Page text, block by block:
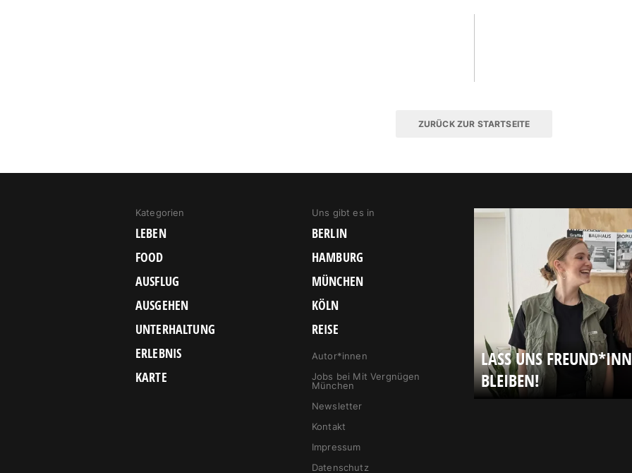
ZURÜCK ZUR STARTSEITE
Kategorien
LEBEN
FOOD
AUSFLUG
AUSGEHEN
UNTERHALTUNG
ERLEBNIS
KARTE
Uns gibt es in
BERLIN
HAMBURG
MÜNCHEN
KÖLN
REISE
Autor*innen
Jobs bei Mit Vergnügen
München
Newsletter
Kontakt
Impressum
Datenschutz
LASS UNS
BLEIBEN!